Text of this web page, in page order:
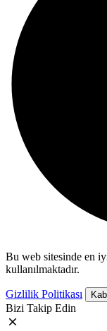
Bu web sitesinde en
kullanılmaktadır.
Gizlilik Politikası
Bizi Takip Edin